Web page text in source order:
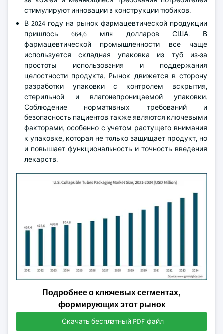
стимулируют инновации в конструкции тюбиков.
В 2024 году на рынок фармацевтической продукции
пришлось 664,6 млн долларов США. В
фармацевтической промышленности все чаще
используется складная упаковка из туб из-за
простоты использования и поддержания
целостности продукта. Рынок движется в сторону
разработки упаковки с контролем вскрытия,
стерильной и влагонепроницаемой упаковки.
Соблюдение нормативных требований и
безопасность пациентов также являются ключевыми
факторами, особенно с учетом растущего внимания
к упаковке, которая не только защищает продукт, но
и повышает функциональность и точность введения
лекарств.
Подробнее о ключевых сегментах,
формирующих этот рынок
Скачать бесплатный PDF-файл